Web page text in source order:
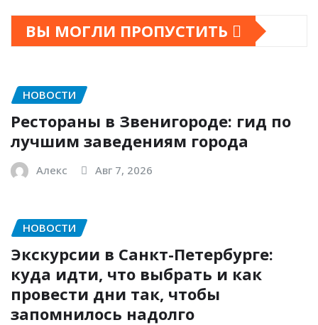
ВЫ МОГЛИ ПРОПУСТИТЬ
НОВОСТИ
Рестораны в Звенигороде: гид по
лучшим заведениям города
Алекс Авг 7, 2026
НОВОСТИ
Экскурсии в Санкт-Петербурге:
куда идти, что выбрать и как
провести дни так, чтобы
запомнилось надолго